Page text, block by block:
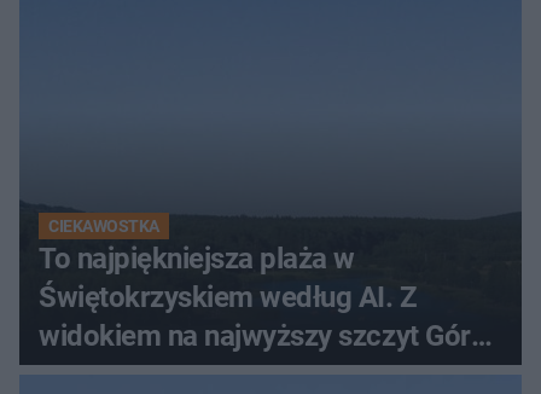
CIEKAWOSTKA
To najpiękniejsza plaża w
Świętokrzyskiem według AI. Z
widokiem na najwyższy szczyt Gór
Świętokrzyskich